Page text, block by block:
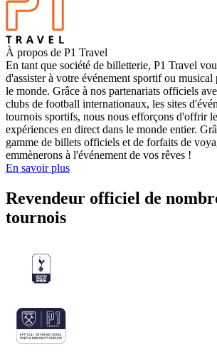
À propos de P1 Travel
En tant que société de billetterie, P1 Travel
d'assister à votre événement sportif ou musical
le monde. Grâce à nos partenariats officiels
clubs de football internationaux, les sites
tournois sportifs, nous nous efforçons d'offrir
expériences en direct dans le monde entier.
gamme de billets officiels et de forfaits de
emmènerons à l'événement de vos rêves !
En savoir plus
Revendeur officiel de
tournois